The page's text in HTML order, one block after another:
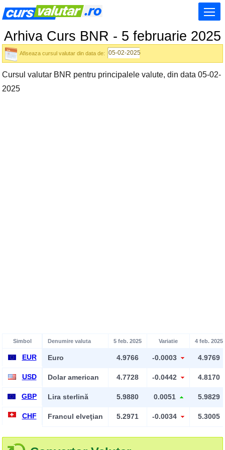
Arhiva Curs BNR - 5 februarie 2025
Afiseaza cursul valutar din data de:
Cursul valutar BNR pentru principalele valute, din data 05-02-
2025
Simbol Denumire valuta 5 feb. 2025 Variatie 4 feb. 2025
EUR Euro 4.9766 -0.0003 4.9769
USD Dolar american 4.7728 -0.0442 4.8170
GBP Lira sterlină 5.9880 0.0051 5.9829
CHF Francul elveţian 5.2971 -0.0034 5.3005